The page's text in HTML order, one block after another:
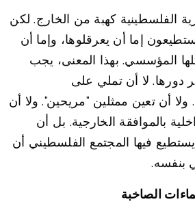
الفلسطينية كهبة من الخارج. لكن
إما أن يعرقلوها، وإما أن
المؤسسي. بهذا المعنى، يجب
دورها. لا أن تملي على
ولا أن تعين ممثلين "مريحين". ولا أن
بالموافقة الخارجية. بل أن
فيها المجتمع الفلسطيني أن
بنفسه.
الصاخبة